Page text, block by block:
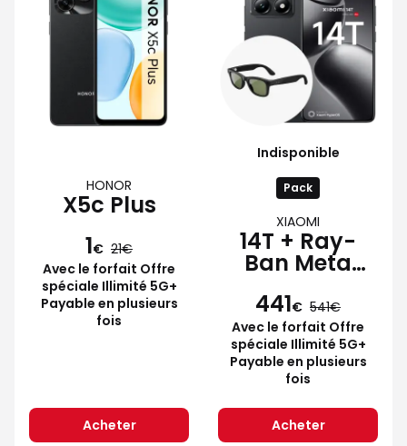
HONOR
X5c Plus
1€ 21
Avec le forfait Offre
spéciale Illimité 5G+
Payable en plusieurs
fois
Acheter
Indisponible
Pack
XIAOMI
14T + Ray-
Ban Meta
441€ 541
Avec le forfait Offre
spéciale Illimité 5G+
Payable en plusieurs
fois
Acheter